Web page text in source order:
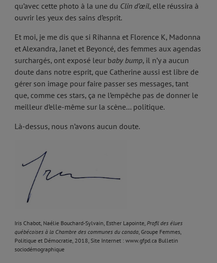
qu’avec cette photo à la une du Clin d’œil, elle réussira à
ouvrir les yeux des sains d’esprit.
Et moi, je me dis que si Rihanna et Florence K, Madonna
et Alexandra, Janet et Beyoncé, des femmes aux agendas
surchargés, ont exposé leur baby bump, il n’y a aucun
doute dans notre esprit, que Catherine aussi est libre de
gérer son image pour faire passer ses messages, tant
que, comme ces stars, ça ne l’empêche pas de donner le
meilleur d’elle-même sur la scène… politique.
Là-dessus, nous n’avons aucun doute.
Iris Chabot, Naélie Bouchard-Sylvain, Esther Lapointe, Profil des élues
québécoises à la Chambre des communes du canada , Groupe Femmes,
Politique et Démocratie, 2018, Site Internet : www.gfpd.ca Bulletin
sociodémographique